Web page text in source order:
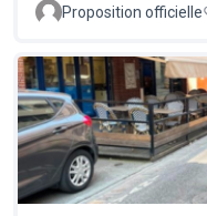
Proposition officielle